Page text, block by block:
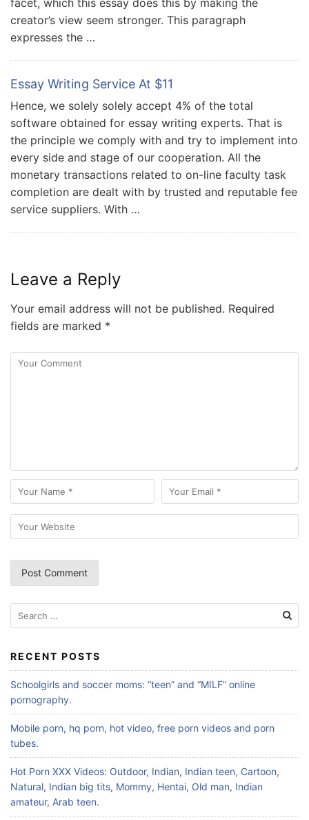
facet, which this essay does this by making the
creator’s view seem stronger. This paragraph
expresses the …
Essay Writing Service At $11
Hence, we solely solely accept 4% of the total
software obtained for essay writing experts. That is
the principle we comply with and try to implement into
every side and stage of our cooperation. All the
monetary transactions related to on-line faculty task
completion are dealt with by trusted and reputable fee
service suppliers. With …
Leave a Reply
Your email address will not be published. Required
fields are marked *
Search
for:
RECENT POSTS
Schoolgirls and soccer moms: “teen” and “MILF” online
pornography.
Mobile porn, hq porn, hot video, free porn videos and porn
tubes.
Hot Porn XXX Videos: Outdoor, Indian, Indian teen, Cartoon,
Natural, Indian big tits, Mommy, Hentai, Old man, Indian
amateur, Arab teen.